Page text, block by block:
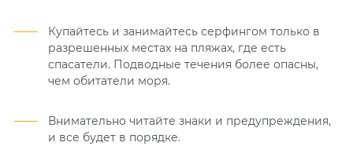
Купайтесь и занимайтесь серфингом только в
разрешенных местах на пляжах, где есть
спасатели. Подводные течения более опасны,
чем обитатели моря.
Внимательно читайте знаки и предупреждения,
и все будет в порядке.